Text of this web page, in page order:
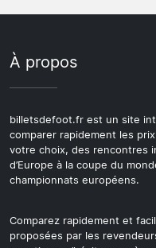
À propos
billetsdefoot.fr est un site
comparer rapidement les
votre choix, des rencontres
d’Europe à la coupe du
championnats européens.
Comparez rapidement et
proposées par les